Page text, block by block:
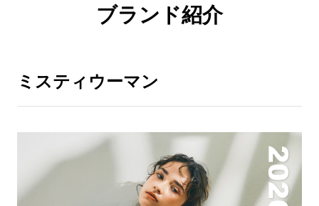
ブランド紹介
ミスティウーマン